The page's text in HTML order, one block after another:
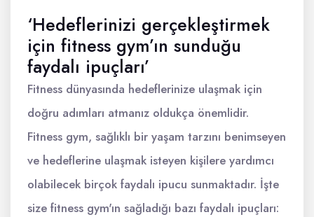
‘Hedeflerinizi gerçekleştirmek
için fitness gym’ın sunduğu
faydalı ipuçları’
Fitness dünyasında hedeflerinize ulaşmak için
doğru adımları atmanız oldukça önemlidir.
Fitness gym, sağlıklı bir yaşam tarzını benimseyen
ve hedeflerine ulaşmak isteyen kişilere yardımcı
olabilecek birçok faydalı ipucu sunmaktadır. İşte
size fitness gym'ın sağladığı bazı faydalı ipuçları: